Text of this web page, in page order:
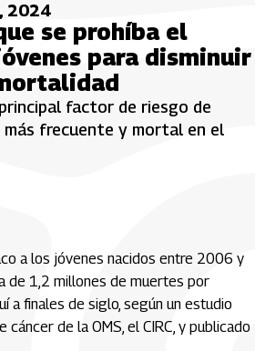
2024
se prohíba el
para disminuir
factor de riesgo de
más frecuente y mortal en el
a los jóvenes nacidos entre 2006 y
de 1,2 millones de muertes por
a finales de siglo, según un estudio
de la OMS, el CIRC, y publicado